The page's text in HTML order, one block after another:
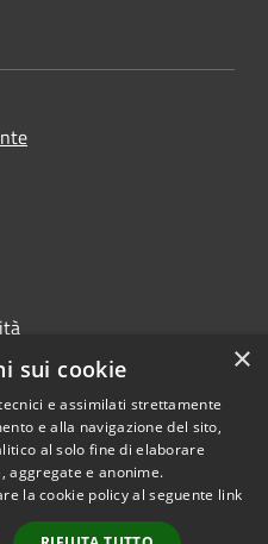
Copyright © 2026 • Città di
Montecchio Maggiore •
Powered byMunicipium •
Accesso redazione
×
sui cookie
e assimilati strettamente
e alla navigazione del sito,
al solo fine di elaborare
aggregate e anonime.
la cookie policy al seguente link